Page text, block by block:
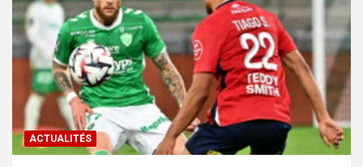
ACTUALITÉS